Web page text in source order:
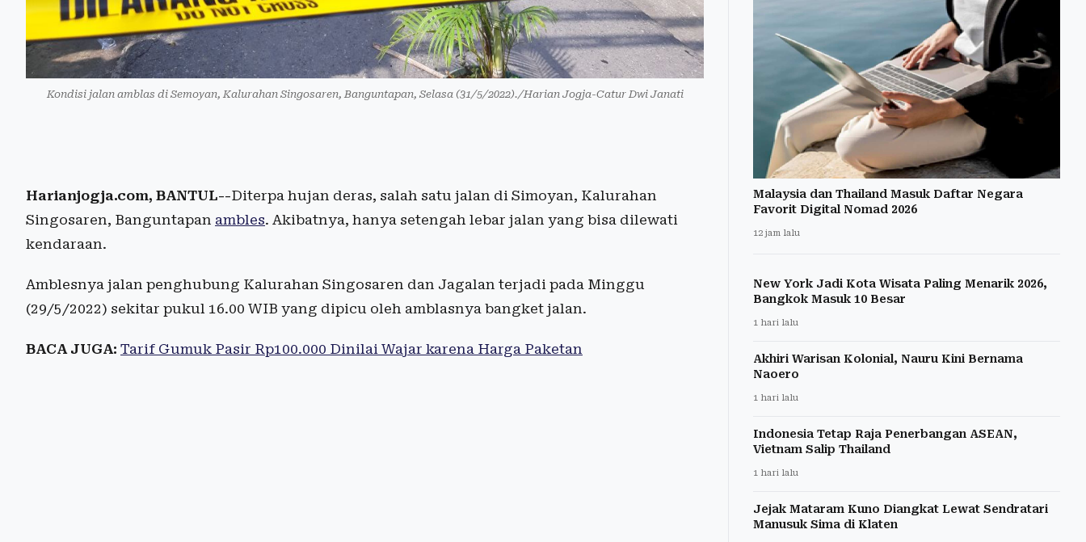
Kondisi jalan amblas di Semoyan, Kalurahan Singosaren, Banguntapan, Selasa (31/5/2022)./Harian Jogja-Catur Dwi Janati
Harianjogja.com, BANTUL--Diterpa hujan deras, salah satu jalan di Simoyan, Kalurahan
Singosaren, Banguntapan ambles. Akibatnya, hanya setengah lebar jalan yang bisa dilewati
kendaraan.
Amblesnya jalan penghubung Kalurahan Singosaren dan Jagalan terjadi pada Minggu
(29/5/2022) sekitar pukul 16.00 WIB yang dipicu oleh amblasnya bangket jalan.
BACA JUGA: Tarif Gumuk Pasir Rp100.000 Dinilai Wajar karena Harga Paketan
Malaysia dan Thailand Masuk Daftar Negara
Favorit Digital Nomad 2026
12 jam lalu
New York Jadi Kota Wisata Paling Menarik 2026,
Bangkok Masuk 10 Besar
1 hari lalu
Akhiri Warisan Kolonial, Nauru Kini Bernama
Naoero
1 hari lalu
Indonesia Tetap Raja Penerbangan ASEAN,
Vietnam Salip Thailand
1 hari lalu
Jejak Mataram Kuno Diangkat Lewat Sendratari
Manusuk Sima di Klaten